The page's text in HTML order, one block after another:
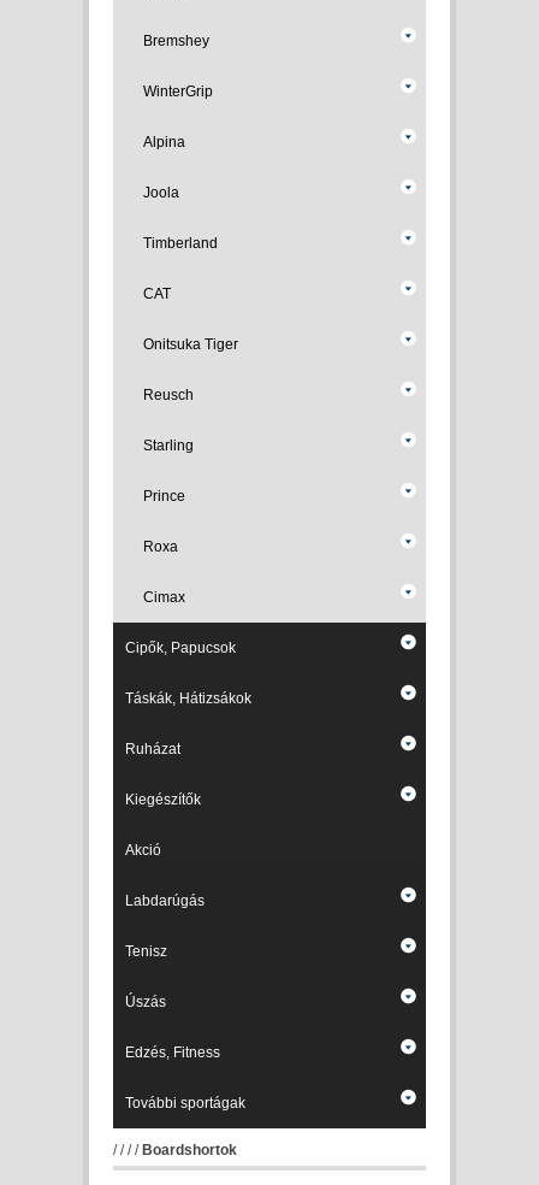
Bremshey
WinterGrip
Alpina
Joola
Timberland
CAT
Onitsuka Tiger
Reusch
Starling
Prince
Roxa
Cimax
Cipők, Papucsok
Táskák, Hátizsákok
Ruházat
Kiegészítők
Akció
Labdarúgás
Tenisz
Úszás
Edzés, Fitness
További sportágak
//// Boardshortok